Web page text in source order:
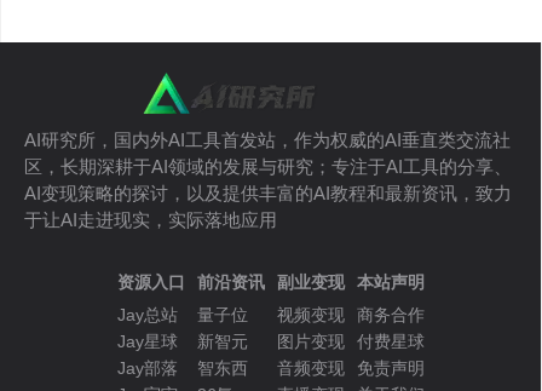
AI研究所，国内外AI工具首发站，作为权威的AI垂直类交流社
区，长期深耕于AI领域的发展与研究；专注于AI工具的分享、
AI变现策略的探讨，以及提供丰富的AI教程和最新资讯，致力
于让AI走进现实，实际落地应用
资源入口
Jay总站
Jay星球
Jay部落
前沿资讯
量子位
新智元
智东西
副业变现
视频变现
图片变现
音频变现
本站声明
商务合作
付费星球
免责声明